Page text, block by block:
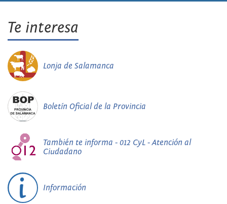
Te interesa
Lonja de Salamanca
Boletín Oficial de la Provincia
También te informa - 012 CyL - Atención al
Ciudadano
Información